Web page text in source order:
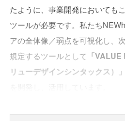
たように、事業開発においても
ツールが必要です。私たち
アの全体像／弱点を可視化し、
規定するツールとして 「
リューデザインシンタックス）」